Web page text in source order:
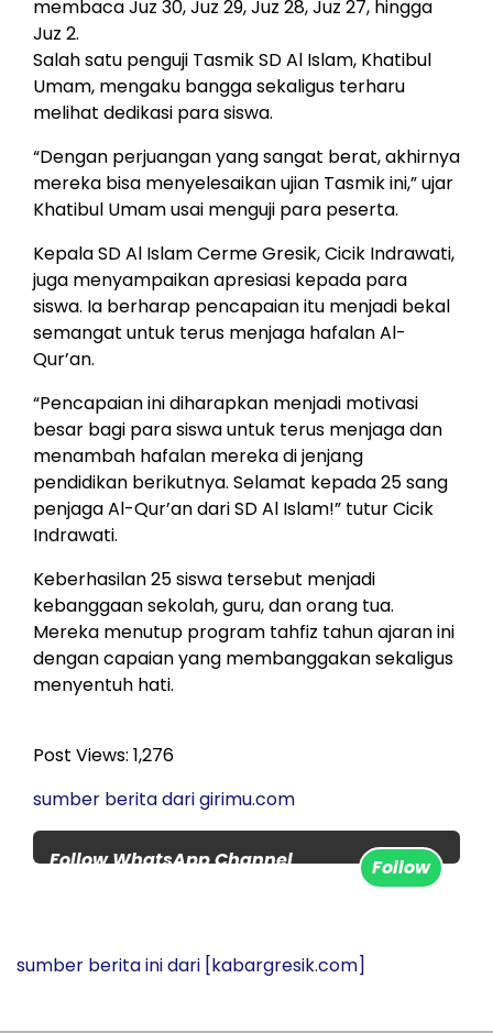
membaca Juz 30, Juz 29, Juz 28, Juz 27, hingga
Juz 2.
Salah satu penguji Tasmik SD Al Islam, Khatibul
Umam, mengaku bangga sekaligus terharu
melihat dedikasi para siswa.
“Dengan perjuangan yang sangat berat, akhirnya
mereka bisa menyelesaikan ujian Tasmik ini,” ujar
Khatibul Umam usai menguji para peserta.
Kepala SD Al Islam Cerme Gresik, Cicik Indrawati,
juga menyampaikan apresiasi kepada para
siswa. Ia berharap pencapaian itu menjadi bekal
semangat untuk terus menjaga hafalan Al-
Qur’an.
“Pencapaian ini diharapkan menjadi motivasi
besar bagi para siswa untuk terus menjaga dan
menambah hafalan mereka di jenjang
pendidikan berikutnya. Selamat kepada 25 sang
penjaga Al-Qur’an dari SD Al Islam!” tutur Cicik
Indrawati.
Keberhasilan 25 siswa tersebut menjadi
kebanggaan sekolah, guru, dan orang tua.
Mereka menutup program tahfiz tahun ajaran ini
dengan capaian yang membanggakan sekaligus
menyentuh hati.
Post Views: 1,276
sumber berita dari girimu.com
Follow WhatsApp Channel
Follow
sumber berita ini dari [kabargresik.com]